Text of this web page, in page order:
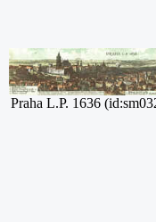
Praha L.P. 1636